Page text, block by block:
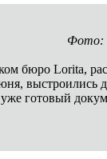
Фото:
бюро Lorita,
выстроились
готовый